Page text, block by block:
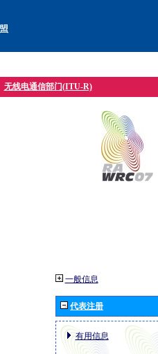
无线电通信部门(ITU-R)
一般信息
代表注册
有用信息